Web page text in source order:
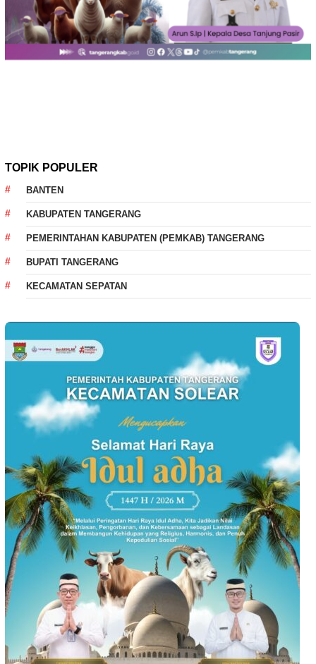
TOPIK POPULER
BANTEN
KABUPATEN TANGERANG
PEMERINTAHAN KABUPATEN (PEMKAB) TANGERANG
BUPATI TANGERANG
KECAMATAN SEPATAN